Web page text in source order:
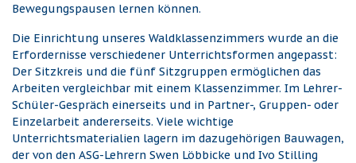
Bewegungspausen lernen können.
Die Einrichtung unseres Waldklassenzimmers wurde an die
Erfordernisse verschiedener Unterrichtsformen angepasst:
Der Sitzkreis und die fünf Sitzgruppen ermöglichen das
Arbeiten vergleichbar mit einem Klassenzimmer. Im Lehrer-
Schüler-Gespräch einerseits und in Partner-, Gruppen- oder
Einzelarbeit andererseits. Viele wichtige
Unterrichtsmaterialien lagern im dazugehörigen Bauwagen,
der von den ASG-Lehrern Swen Löbbicke und Ivo Stilling